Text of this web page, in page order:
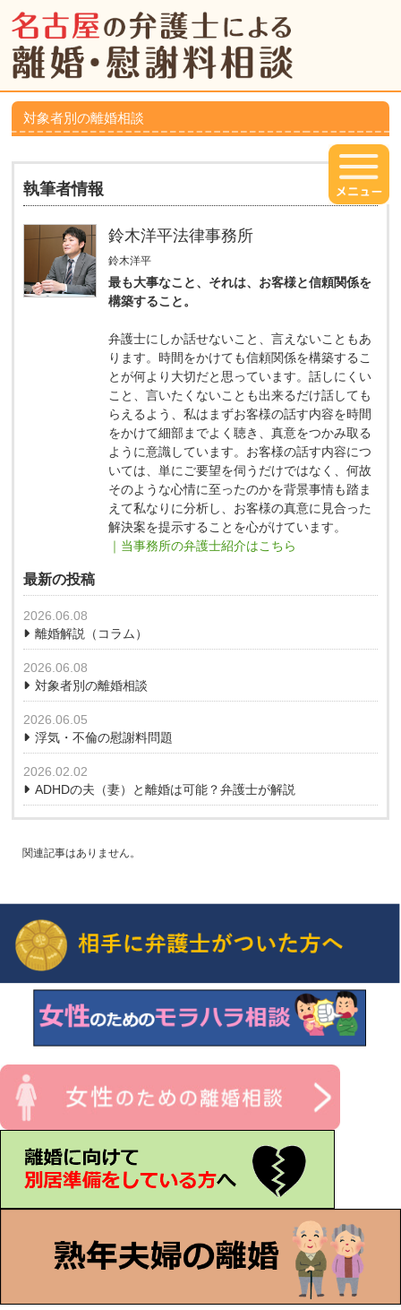
対象者別の離婚相談
執筆者情報
鈴木洋平法律事務所
鈴木洋平
最も大事なこと、それは、お客様と信頼関係を
構築すること。
弁護士にしか話せないこと、言えないこともあ
ります。時間をかけても信頼関係を構築するこ
とが何より大切だと思っています。話しにくい
こと、言いたくないことも出来るだけ話しても
らえるよう、私はまずお客様の話す内容を時間
をかけて細部までよく聴き、真意をつかみ取る
ように意識しています。お客様の話す内容につ
いては、単にご要望を伺うだけではなく、何故
そのような心情に至ったのかを背景事情も踏ま
えて私なりに分析し、お客様の真意に見合った
解決案を提示することを心がけています。
｜当事務所の弁護士紹介はこちら
最新の投稿
2026.06.08
離婚解説（コラム）
2026.06.08
対象者別の離婚相談
2026.06.05
浮気・不倫の慰謝料問題
2026.02.02
ADHDの夫（妻）と離婚は可能？弁護士が解説
関連記事はありません。